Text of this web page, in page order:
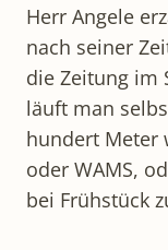
Herr Angele
nach seiner
die Zeitung im
läuft man
hundert Meter
oder WAMS,
bei Frühstück